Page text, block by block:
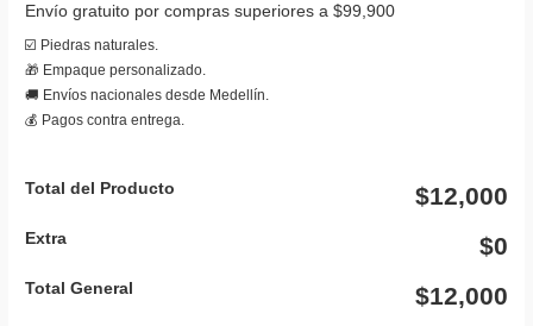
Envío gratuito por compras superiores a $99,900
☑️ Piedras naturales.
🎁 Empaque personalizado.
🚚 Envíos nacionales desde Medellín.
💰 Pagos contra entrega.
Total del Producto $12,000
Extra $0
Total General $12,000